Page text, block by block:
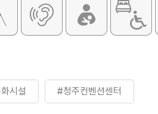
시설 #청주컨벤션센터